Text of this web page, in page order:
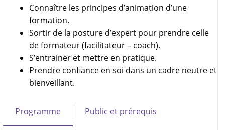
Connaître les principes d’animation d’une
formation.
Sortir de la posture d’expert pour prendre celle
de formateur (facilitateur – coach).
S’entrainer et mettre en pratique.
Prendre confiance en soi dans un cadre neutre et
bienveillant.
Programme Public et prérequis